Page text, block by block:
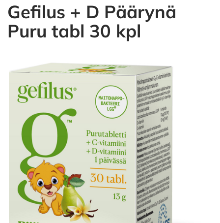
Gefilus + D Päärynä
Puru tabl 30 kpl